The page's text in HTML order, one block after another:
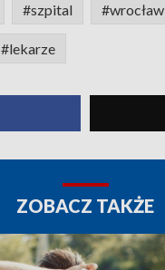
#szpital #wrocław
#lekarze
ZOBACZ TAKŻE